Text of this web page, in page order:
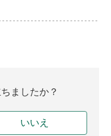
ましたか？
いいえ